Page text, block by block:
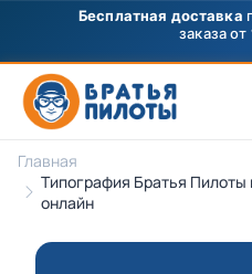
Скидка250 ₽на
промокоду
Главная
Типография Братья
онлайн